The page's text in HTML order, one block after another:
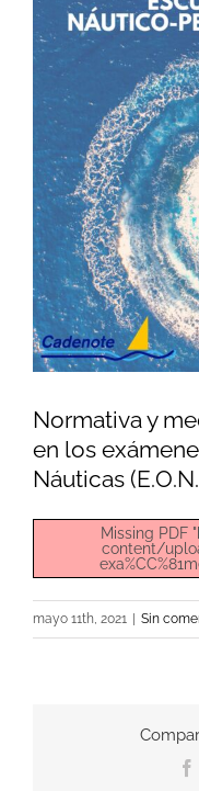
más
grande
Normativa y
en los
Náuticas
Missing
content/
mayo 11th, 2021 Sin